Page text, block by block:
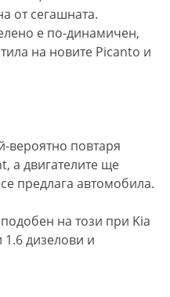
от сегашната.
е по-динамичен,
на новите Picanto и
вероятно повтаря
а двигателите ще
предлага автомобила.
на този при Kia
1.6 дизелови и